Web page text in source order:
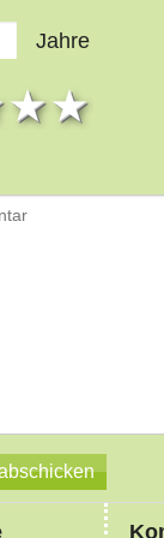
Jahre
4 stars
3 stars